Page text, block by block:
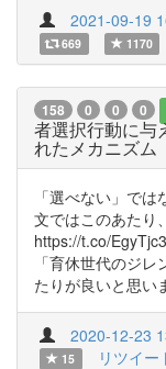
2021-09-19
669 1170
158 0 0 0
者選択行動に与
れたメカニズム
「選べない」で
文ではこのあたり
https://t.co/
「育休世代のジ
たりが良いと思い
2020-12-23
15
リツイー